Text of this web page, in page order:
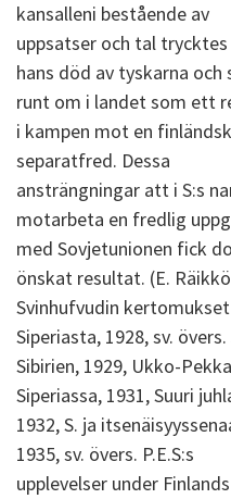
kansalleni bestående av
uppsatser och tal
hans död av tyskarna och
runt om i landet som ett
i kampen mot en finländsk
separatfred. Dessa
ansträngningar att i S:s
motarbeta en fredlig
med Sovjetunionen fick
önskat resultat. (E.
Svinhufvudin kertomukset
Siperiasta, 1928, sv. övers.
Sibirien, 1929, Ukko-Pekka
Siperiassa, 1931, Suuri
1932, S. ja
1935, sv. övers. P.E.S:s
upplevelser under Finlands